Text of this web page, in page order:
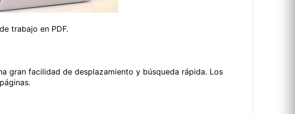
trabajo en PDF.
gran facilidad de desplazamiento y búsqueda rápida. Los